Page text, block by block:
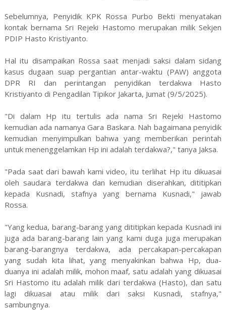
Sebelumnya, Penyidik KPK Rossa Purbo Bekti menyatakan
kontak bernama Sri Rejeki Hastomo merupakan milik Sekjen
PDIP Hasto Kristiyanto.
Hal itu disampaikan Rossa saat menjadi saksi dalam sidang
kasus dugaan suap pergantian antar-waktu (PAW) anggota
DPR RI dan perintangan penyidikan terdakwa Hasto
Kristiyanto di Pengadilan Tipikor Jakarta, Jumat (9/5/2025).
"Di dalam Hp itu tertulis ada nama Sri Rejeki Hastomo
kemudian ada namanya Gara Baskara. Nah bagaimana penyidik
kemudian menyimpulkan bahwa yang memberikan perintah
untuk menenggelamkan Hp ini adalah terdakwa?," tanya Jaksa.
"Pada saat dari bawah kami video, itu terlihat Hp itu dikuasai
oleh saudara terdakwa dan kemudian diserahkan, dititipkan
kepada Kusnadi, stafnya yang bernama Kusnadi," jawab
Rossa.
"Yang kedua, barang-barang yang dititipkan kepada Kusnadi ini
juga ada barang-barang lain yang kami duga juga merupakan
barang-barangnya terdakwa, ada percakapan-percakapan
yang sudah kita lihat, yang menyakinkan bahwa Hp, dua-
duanya ini adalah milik, mohon maaf, satu adalah yang dikuasai
Sri Hastomo itu adalah milik dari terdakwa (Hasto), dan satu
lagi dikuasai atau milik dari saksi Kusnadi, stafnya,"
sambungnya.